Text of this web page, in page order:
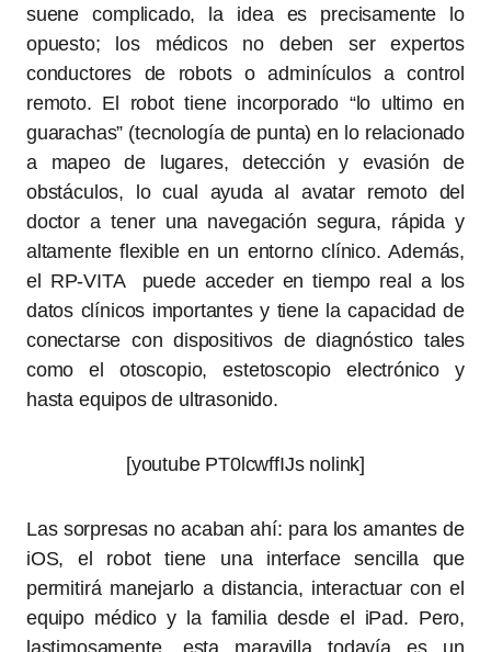
suene complicado, la idea es precisamente lo
opuesto; los médicos no deben ser expertos
conductores de robots o adminículos a control
remoto. El robot tiene incorporado “lo ultimo en
guarachas” (tecnología de punta) en lo relacionado
a mapeo de lugares, detección y evasión de
obstáculos, lo cual ayuda al avatar remoto del
doctor a tener una navegación segura, rápida y
altamente flexible en un entorno clínico. Además,
el RP-VITA puede acceder en tiempo real a los
datos clínicos importantes y tiene la capacidad de
conectarse con dispositivos de diagnóstico tales
como el otoscopio, estetoscopio electrónico y
hasta equipos de ultrasonido.
[youtube PT0lcwffIJs nolink]
Las sorpresas no acaban ahí: para los amantes de
iOS, el robot tiene una interface sencilla que
permitirá manejarlo a distancia, interactuar con el
equipo médico y la familia desde el iPad. Pero,
lastimosamente, esta maravilla todavía es un